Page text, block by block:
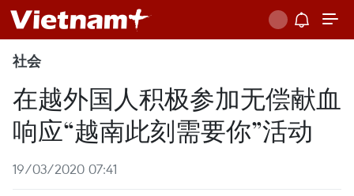
社会
在越外国人积极参加无偿献血
响应“越南此刻需要你”活动
19/03/2020 07:41